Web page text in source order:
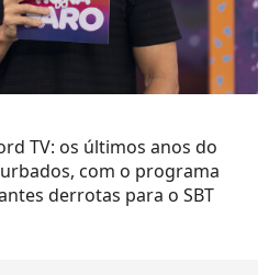
TV: os últimos anos do
com o programa
derrotas para o SBT